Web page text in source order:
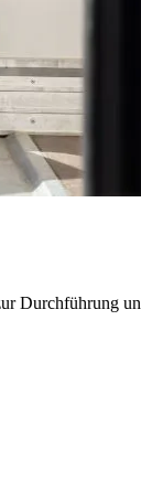
Durchführung